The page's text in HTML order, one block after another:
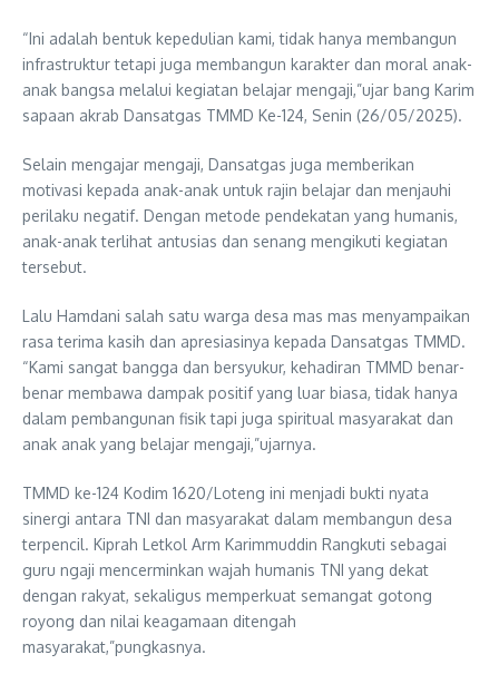
“Ini adalah bentuk kepedulian kami, tidak hanya membangun
infrastruktur tetapi juga membangun karakter dan moral anak-
anak bangsa melalui kegiatan belajar mengaji,”ujar bang Karim
sapaan akrab Dansatgas TMMD Ke-124, Senin (26/05/2025).
Selain mengajar mengaji, Dansatgas juga memberikan
motivasi kepada anak-anak untuk rajin belajar dan menjauhi
perilaku negatif. Dengan metode pendekatan yang humanis,
anak-anak terlihat antusias dan senang mengikuti kegiatan
tersebut.
Lalu Hamdani salah satu warga desa mas mas menyampaikan
rasa terima kasih dan apresiasinya kepada Dansatgas TMMD.
“Kami sangat bangga dan bersyukur, kehadiran TMMD benar-
benar membawa dampak positif yang luar biasa, tidak hanya
dalam pembangunan fisik tapi juga spiritual masyarakat dan
anak anak yang belajar mengaji,”ujarnya.
TMMD ke-124 Kodim 1620/Loteng ini menjadi bukti nyata
sinergi antara TNI dan masyarakat dalam membangun desa
terpencil. Kiprah Letkol Arm Karimmuddin Rangkuti sebagai
guru ngaji mencerminkan wajah humanis TNI yang dekat
dengan rakyat, sekaligus memperkuat semangat gotong
royong dan nilai keagamaan ditengah
masyarakat,”pungkasnya.